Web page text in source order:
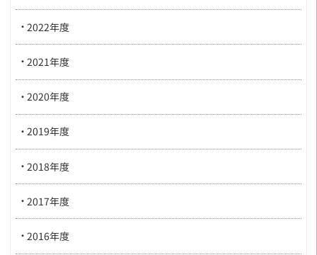
2022年度
2021年度
2020年度
2019年度
2018年度
2017年度
2016年度